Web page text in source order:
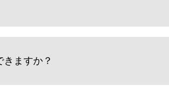
ますか？